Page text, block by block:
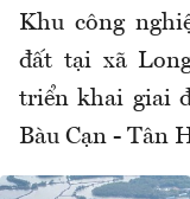
Khu công
đất tại xã
triển khai giai
Bàu Cạn - Tân